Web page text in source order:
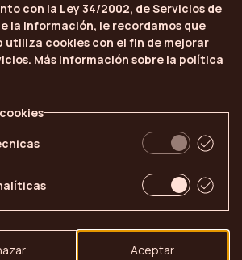
Youtube
con la Ley 34/2002, de Servicios de
la Información, le recordamos que
utiliza cookies con el fin de mejorar
Más información sobre la política
Aceptar